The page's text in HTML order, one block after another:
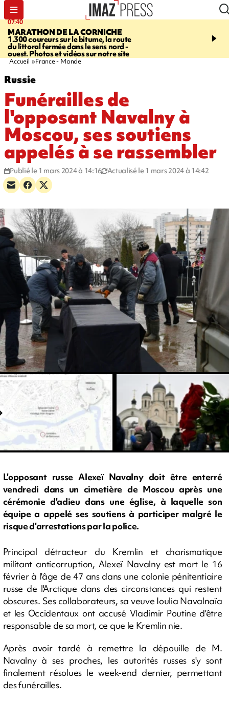
07:40
MARATHON DE LA CORNICHE
1.300 coureurs sur le bitume, la route
du littoral fermée dans le sens nord -
ouest. Photos et vidéos sur notre site
10:33
l’enfance - une
Accueil France - Monde
Russie
Funérailles de
l'opposant Navalny à
Moscou, ses soutiens
appelés à se rassembler
Publié le 1 mars 2024 à 14:16 Actualisé le 1 mars 2024 à 14:42
L'opposant russe Alexeï Navalny doit être enterré
vendredi dans un cimetière de Moscou après une
cérémonie d'adieu dans une église, à laquelle son
équipe a appelé ses soutiens à participer malgré le
risque d'arrestations par la police.
Principal détracteur du Kremlin et charismatique
militant anticorruption, Alexeï Navalny est mort le 16
février à l'âge de 47 ans dans une colonie pénitentiaire
russe de l'Arctique dans des circonstances qui restent
obscures. Ses collaborateurs, sa veuve Ioulia Navalnaïa
et les Occidentaux ont accusé Vladimir Poutine d'être
responsable de sa mort, ce que le Kremlin nie.
Après avoir tardé à remettre la dépouille de M.
Navalny à ses proches, les autorités russes s'y sont
finalement résolues le week-end dernier, permettant
des funérailles.